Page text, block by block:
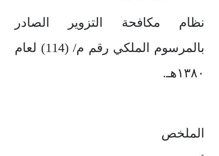
نظام مكافحة التزوير الصادر
بالمرسوم الملكي رقم م/ (114) لعام
۱۳۸۰هـ.
الملخص